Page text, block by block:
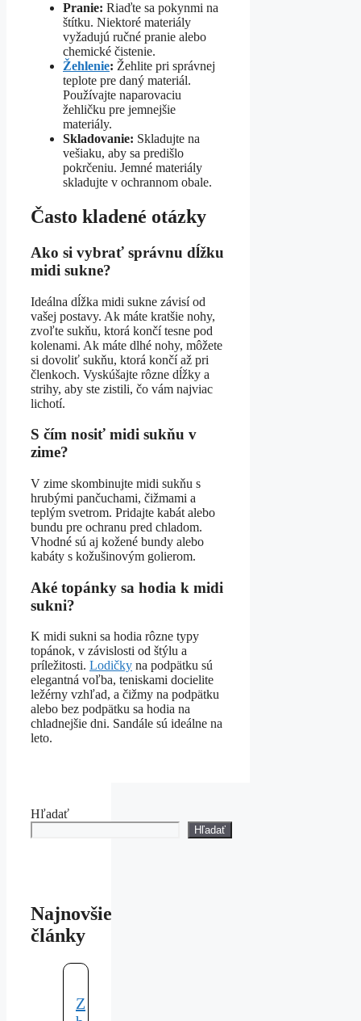
Pranie: Riaďte sa pokynmi na
štítku. Niektoré materiály
vyžadujú ručné pranie alebo
chemické čistenie.
Žehlenie: Žehlite pri správnej
teplote pre daný materiál.
Používajte naparovaciu
žehličku pre jemnejšie
materiály.
Skladovanie: Skladujte na
vešiaku, aby sa predišlo
pokrčeniu. Jemné materiály
skladujte v ochrannom obale.
Často kladené otázky
Ako si vybrať správnu dĺžku
midi sukne?
Ideálna dĺžka midi sukne závisí od
vašej postavy. Ak máte kratšie nohy,
zvoľte sukňu, ktorá končí tesne pod
kolenami. Ak máte dlhé nohy, môžete
si dovoliť sukňu, ktorá končí až pri
členkoch. Vyskúšajte rôzne dĺžky a
strihy, aby ste zistili, čo vám najviac
lichotí.
S čím nosiť midi sukňu v
zime?
V zime skombinujte midi sukňu s
hrubými pančuchami, čižmami a
teplým svetrom. Pridajte kabát alebo
bundu pre ochranu pred chladom.
Vhodné sú aj kožené bundy alebo
kabáty s kožušinovým golierom.
Aké topánky sa hodia k midi
sukni?
K midi sukni sa hodia rôzne typy
topánok, v závislosti od štýlu a
príležitosti. Lodičky na podpätku sú
elegantná voľba, teniskami docielite
ležérny vzhľad, a čižmy na podpätku
alebo bez podpätku sa hodia na
chladnejšie dni. Sandále sú ideálne na
leto.
Hľadať
Hľadať
Najnovšie
články
Z